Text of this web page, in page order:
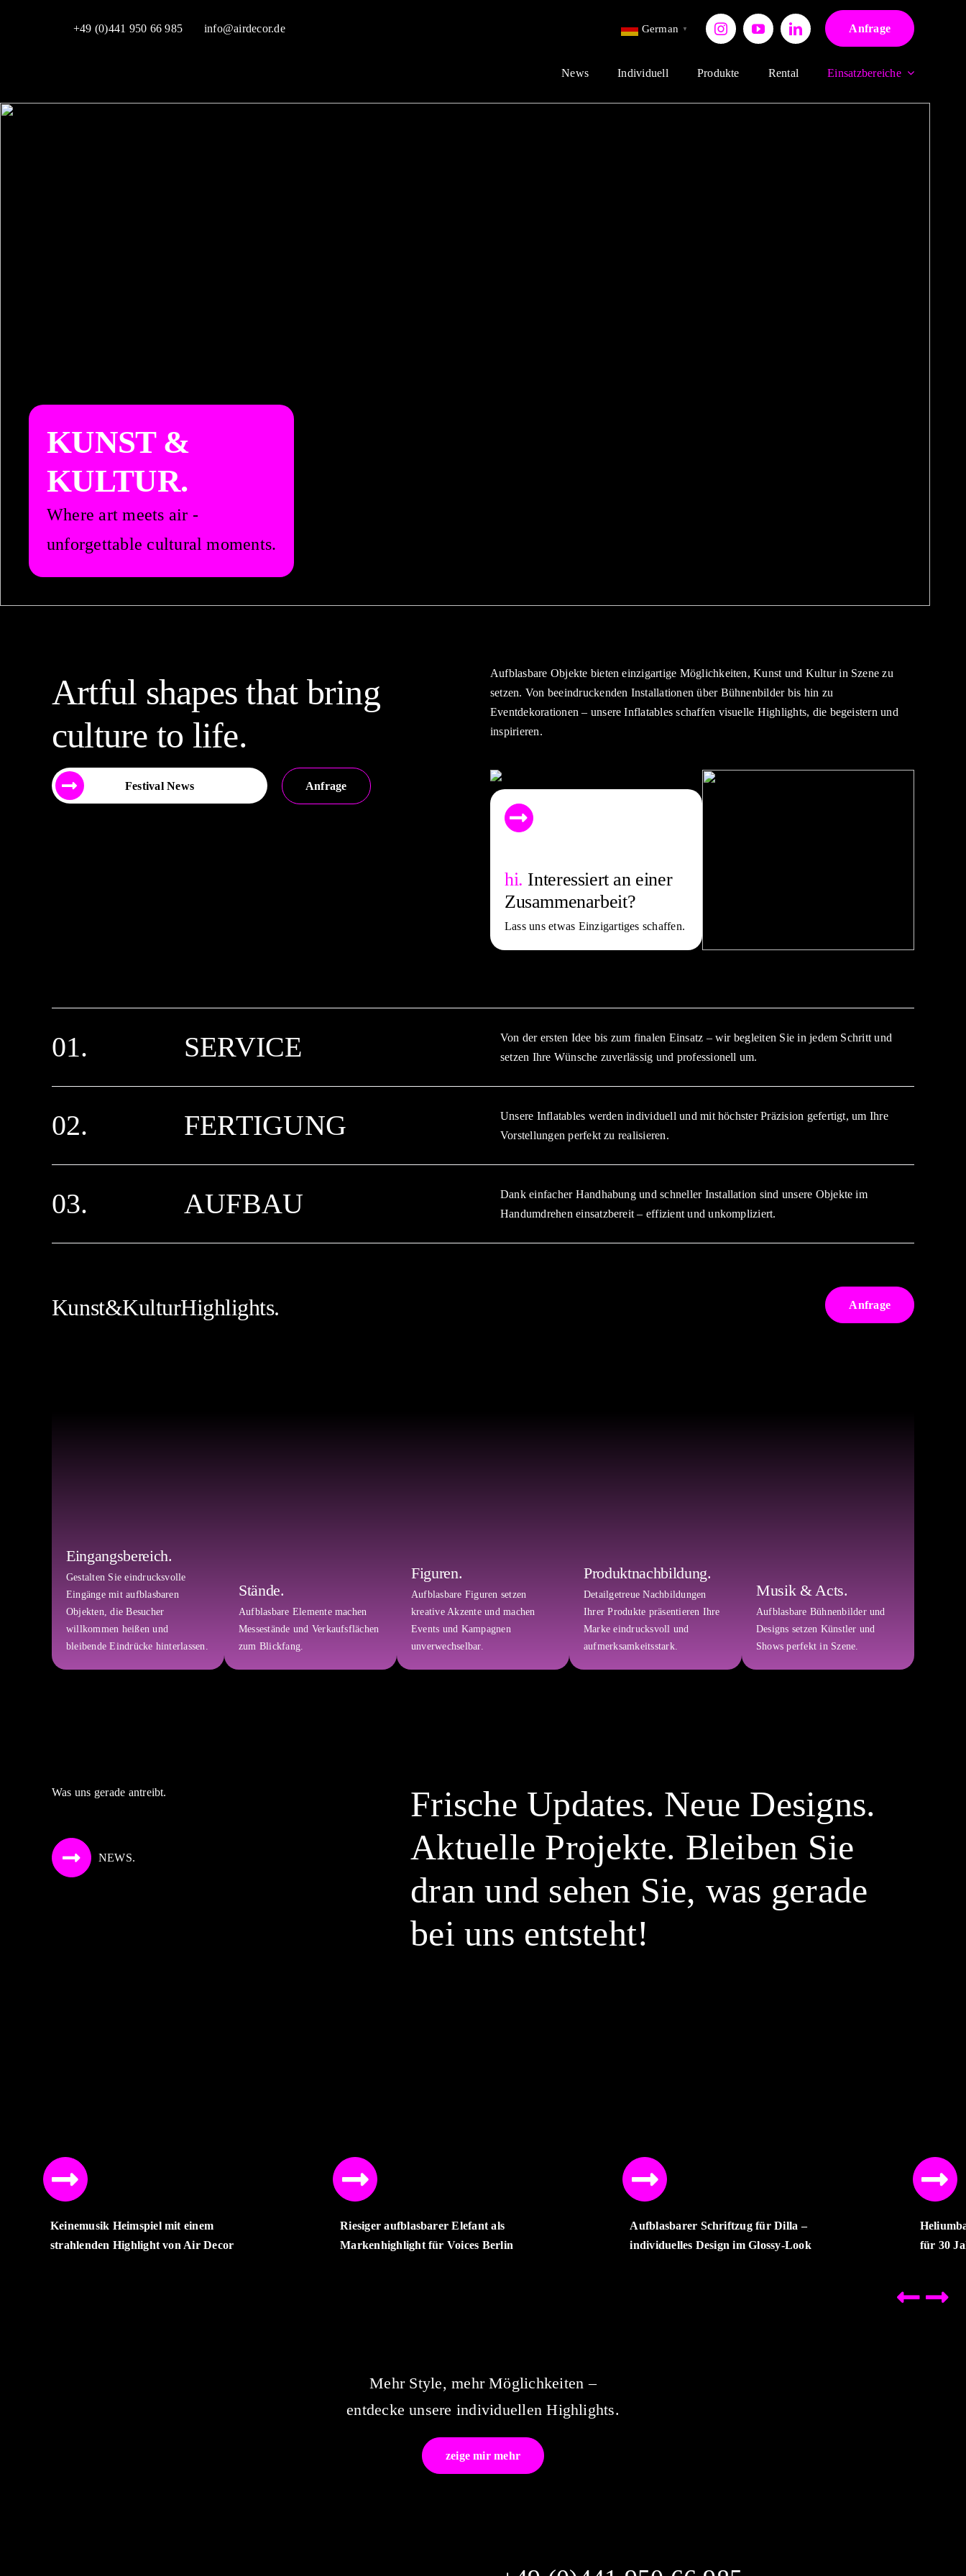
+49 (0)441 950 66 985 info@airdecor.de German ▼ Anfrage
News Individuell Produkte Rental Einsatzbereiche
KUNST &
KULTUR.
Where art meets air -
unforgettable cultural moments.
Artful shapes that bring
culture to life.
Festival News Anfrage
Aufblasbare Objekte bieten einzigartige Möglichkeiten, Kunst und Kultur in Szene zu
setzen. Von beeindruckenden Installationen über Bühnenbilder bis hin zu
Eventdekorationen – unsere Inflatables schaffen visuelle Highlights, die begeistern und
inspirieren.
hi. Interes­siert an einer
Zu­sam­me­nar­beit?
Lass uns etwas Einzig­artiges schaffen.
01. SERVICE
Von der ersten Idee bis zum finalen Einsatz – wir begleiten Sie in jedem Schritt und
setzen Ihre Wünsche zuverlässig und professionell um.
02. FERTIGUNG
Unsere Inflatables werden individuell und mit höchster Präzision gefertigt, um Ihre
Vorstellungen perfekt zu realisieren.
03. AUFBAU
Dank einfacher Handhabung und schneller Installation sind unsere Objekte im
Handumdrehen einsatzbereit – effizient und unkompliziert.
Kunst&KulturHighlights. Anfrage
Eingangs­bereich.
Gestalten Sie eindrucksvolle
Eingänge mit aufblasbaren
Objekten, die Besucher
willkommen heißen und
bleibende Eindrücke hinterlassen.
Stände.
Aufblasbare Elemente machen
Messestände und Verkaufsflächen
zum Blickfang.
Figuren.
Aufblasbare Figuren setzen
kreative Akzente und machen
Events und Kampagnen
unverwechselbar.
Produkt­nachbildung.
Detailgetreue Nachbildungen
Ihrer Produkte präsentieren Ihre
Marke eindrucksvoll und
aufmerksamkeitsstark.
Musik & Acts.
Aufblasbare Bühnenbilder und
Designs setzen Künstler und
Shows perfekt in Szene.
Was uns gerade antreibt.
NEWS.
Frische Updates. Neue Designs.
Aktuelle Projekte. Bleiben Sie
dran und sehen Sie, was gerade
bei uns entsteht!
Keinemusik Heimspiel mit einem
strahlenden Highlight von Air Decor
Riesiger aufblasbarer Elefant als
Markenhighlight für Voices Berlin
Aufblasbarer Schriftzug für Dilla –
individuelles Design im Glossy-Look
für 30
Mehr Style, mehr Möglichkeiten –
entdecke unsere individuellen Highlights.
zeige mir mehr